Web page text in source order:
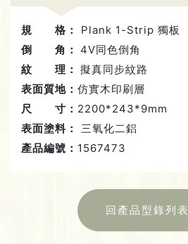
規 格：
Plank 1-Strip 獨板
倒 角： 4V同色倒角
紋 理： 擬真同步紋路
表面質地： 仿實木印刷層
尺 寸： 2200*243*9mm
表面塗料：
三氧化二鋁
產品編號： 1567473
回產品型錄列表